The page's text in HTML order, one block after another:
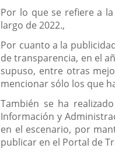
Por lo que se refiere a
largo de 2022.,
Por cuanto a la
de transparencia, en el
supuso, entre otras
mencionar sólo los que
También se ha
Información y
en el escenario, por
publicar en el Portal de